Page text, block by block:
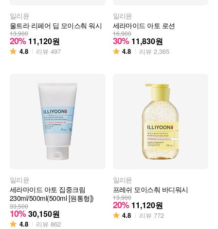
일리윤
울트라 리페어 딥 모이스춰 워시
13,900
20% 11,120원
4.8 리뷰 497
일리윤
세라마이드 아토 로션
16,900
30% 11,830원
4.8 리뷰 2,365
일리윤
세라마이드 아토 집중크림
230ml/500ml(500ml [원통형])
33,500
10% 30,150원
4.8 리뷰 862
일리윤
프레쉬 모이스춰 바디워시
13,900
20% 11,120원
4.8 리뷰 772